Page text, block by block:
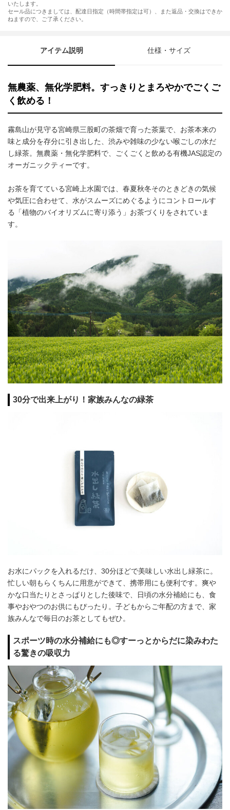
いたします。
セール品につきましては、配達日指定（時間帯指定は可）、また返品・交換はできか
ねますので、ご了承ください。
アイテム説明 仕様・サイズ
無農薬、無化学肥料。すっきりとまろやかでごくご
く飲める！
霧島山が見守る宮崎県三股町の茶畑で育った茶葉で、お茶本来の
味と成分を存分に引き出した、渋みや雑味の少ない喉ごしの水だ
し緑茶。無農薬・無化学肥料で、ごくごくと飲める有機JAS認定の
オーガニックティーです。
お茶を育てている宮崎上水園では、春夏秋冬そのときどきの気候
や気圧に合わせて、水がスムーズにめぐるようにコントロールす
る「植物のバイオリズムに寄り添う」お茶づくりをされていま
す。
30分で出来上がり！家族みんなの緑茶
お水にパックを入れるだけ、30分ほどで美味しい水出し緑茶に。
忙しい朝もらくちんに用意ができて、携帯用にも便利です。爽や
かな口当たりとさっぱりとした後味で、日頃の水分補給にも、食
事やおやつのお供にもぴったり。子どもからご年配の方まで、家
族みんなで毎日のお茶としてもぜひ。
スポーツ時の水分補給にも◎すーっとからだに染みわた
る驚きの吸収力